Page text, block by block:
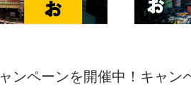
ペーンを開催中！キャン